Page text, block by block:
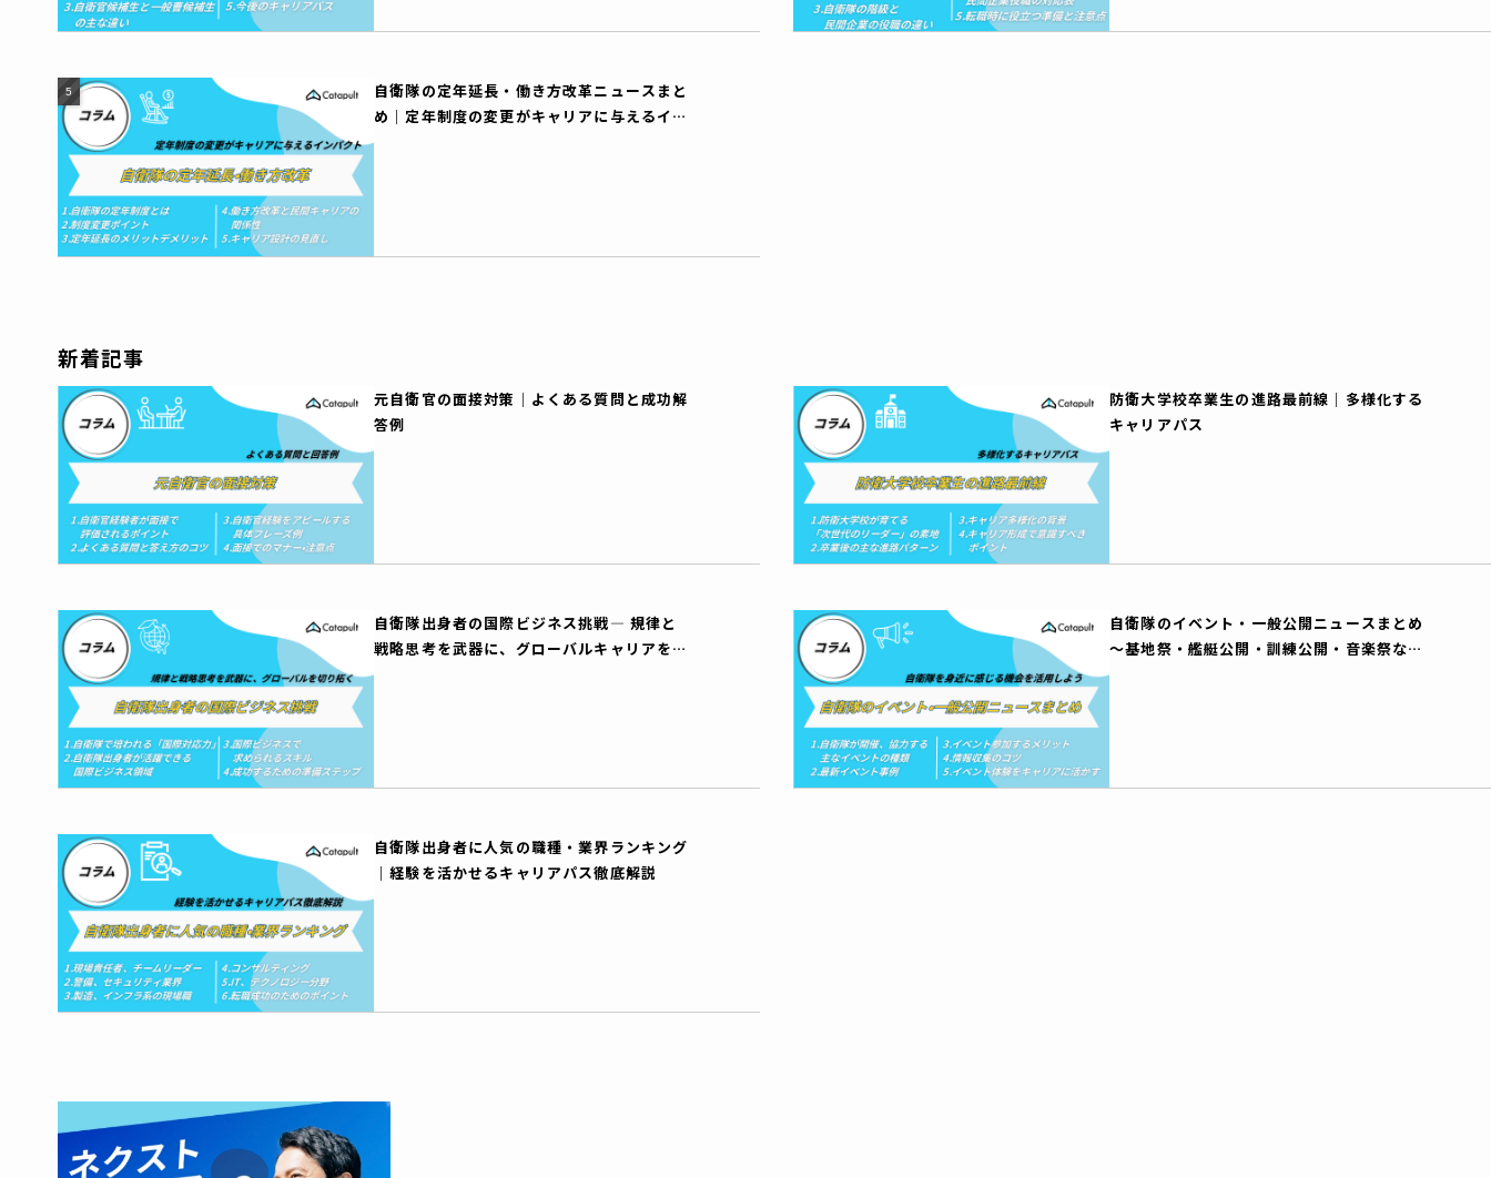
自衛隊の定年延長・働き方改革ニュースまと
め｜定年制度の変更がキャリアに与えるイン
新着記事
元自衛官の面接対策│よくある質問と成功解
答例
防衛大学校卒業生の進路最前線｜多様化する
キャリアパス
自衛隊出身者の国際ビジネス挑戦― 規律と
戦略思考を武器に、グローバルキャリアを切
自衛隊のイベント・一般公開ニュースまとめ
～基地祭・艦艇公開・訓練公開・音楽祭な
自衛隊出身者に人気の職種・業界ランキング
｜経験を活かせるキャリアパス徹底解説